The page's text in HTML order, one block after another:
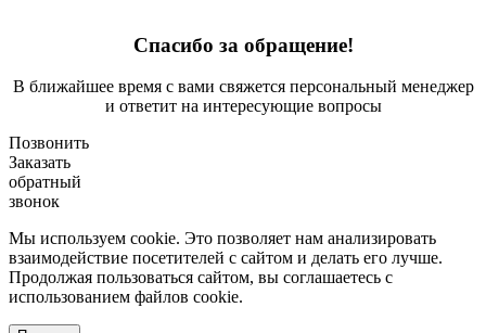
Спасибо за обращение!
В ближайшее время с вами свяжется персональный менеджер
и ответит на интересующие вопросы
Позвонить
Заказать
обратный
звонок
Мы используем cookie. Это позволяет нам анализировать
взаимодействие посетителей с сайтом и делать его лучше.
Продолжая пользоваться сайтом, вы соглашаетесь с
использованием файлов cookie.